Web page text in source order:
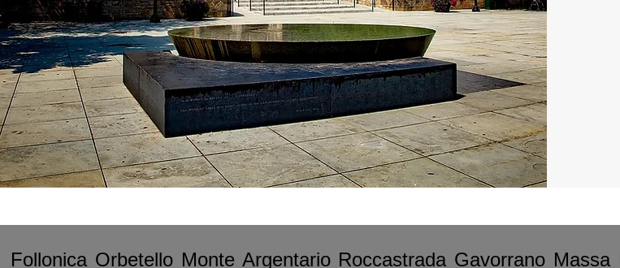
Follonica Orbetello Monte Argentario Roccastrada Gavorrano